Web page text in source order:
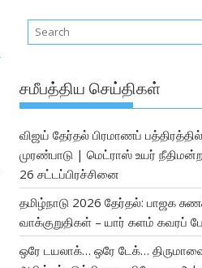
சமீபத்திய செய்திகள்
விஜய் தேர்தல் பிரமாணப்
முரண்பாடு | மெட்ராஸ் உயர்
26 சட்டப்பிரச்சினை
தமிழ்நாடு 2026 தேர்தல்: பாஜக
வாக்குறுதிகள் – யார் களம் கவரப்
ஒரே டயலாக்… ஒரே டேக்…